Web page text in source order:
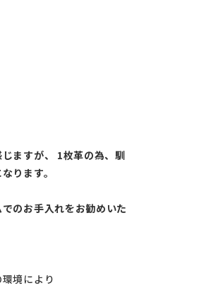
ますが、 1枚革の為、馴
ります。
のお手入れをお勧めいた
境により